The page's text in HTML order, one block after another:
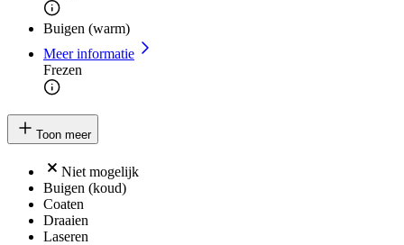
Buigen (warm)
Meer informatie
Frezen
Toon meer
Niet mogelijk
Buigen (koud)
Coaten
Draaien
Laseren